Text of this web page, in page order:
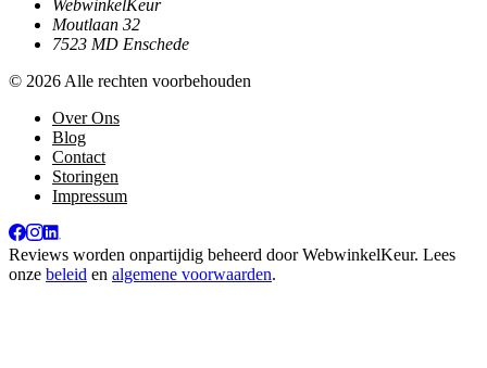
WebwinkelKeur
Moutlaan 32
7523 MD Enschede
© 2026 Alle rechten voorbehouden
Over Ons
Blog
Contact
Storingen
Impressum
Reviews worden onpartijdig beheerd doorWebwinkelKeur. Lees
onze beleid en algemene voorwaarden.